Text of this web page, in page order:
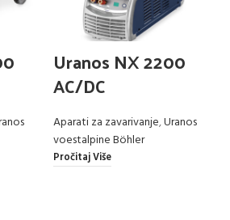
Uranos NX 2200
AC/DC
Aparati za zavarivanje,Uranos
voestalpine Böhler
Pročitaj Više